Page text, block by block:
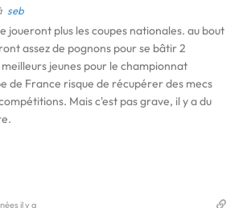
seb
joueront plus les coupes nationales. au bout
assez de pognons pour se bâtir 2
meilleurs jeunes pour le championnat
de France risque de récupérer des mecs
Mais c'est pas grave, il y a du
il y a